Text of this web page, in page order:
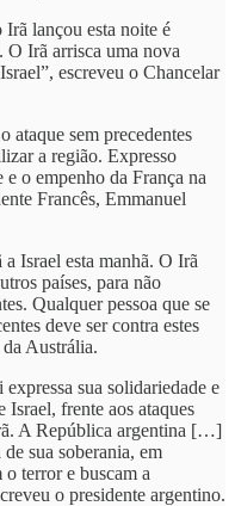
Irã lançou esta noite é
O Irã arrisca uma nova
escreveu o Chancelar
ataque sem precedentes
a região. Expresso
o empenho da França na
Francês, Emmanuel
Israel esta manhã. O Irã
países, para não
Qualquer pessoa que se
deve ser contra estes
Austrália.
sua solidariedade e
frente aos ataques
A República argentina […]
sua soberania, em
terror e buscam a
o presidente argentino.